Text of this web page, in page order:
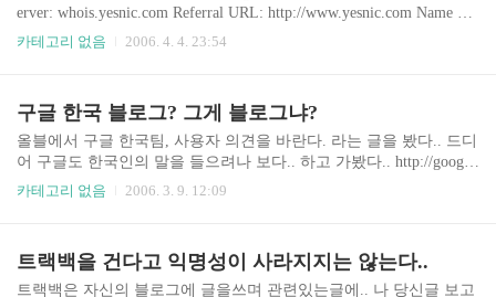
erver: whois.yesnic.com Referral URL: http://www.yesnic.com Name Ser
ver: NS.CAFE24.COM Name Server: NS2.CAFE24.COM Status: ACTI
일.. 달력 프로그램을 만들어서 인터넷에 일기를 쓰기 시작하고.. 도
메인을 만들었던 것이...
카테고리 없음 2006. 4. 4. 23:54
구글 한국 블로그? 그게 블로그냐?
올블에서 구글 한국팀, 사용자 의견을 바란다. 라는 글을 봤다.. 드디
어 구글도 한국인의 말을 들으려나 보다.. 하고 가봤다.. http://google
koreablog.blogspot.com ㅡ.ㅡ;; 트랙백은? 덧글은? 그냥 공지일 뿐이
카테고리 없음 2006. 3. 9. 12:09
트랙백을 건다고 익명성이 사라지지는 않는다..
트랙백은 자신의 블로그에 글을쓰며 관련있는글에.. 나 당신글 보고